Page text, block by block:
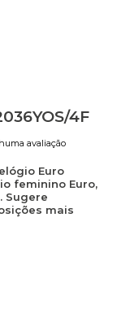
4F
avaliação
Euro
feminino Euro,
Sugere
mais